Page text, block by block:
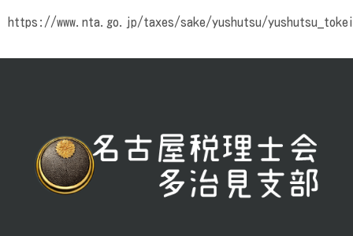
https://www.nta.go.jp/taxes/sake/yushutsu/